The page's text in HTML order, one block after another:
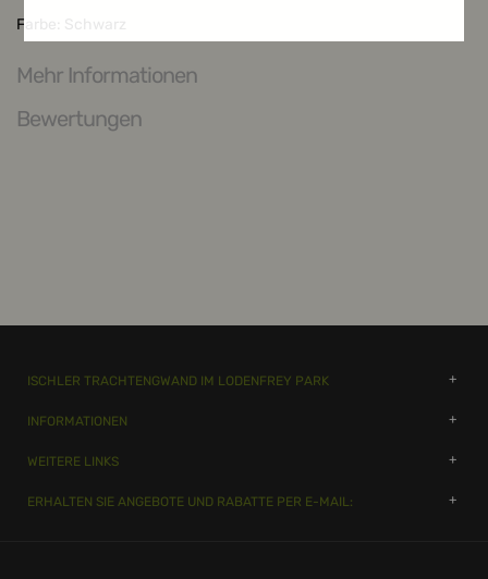
Farbe: Schwarz
Mehr Informationen
Bewertungen
ISCHLER TRACHTENGWAND IM LODENFREY PARK
INFORMATIONEN
WEITERE LINKS
ERHALTEN SIE ANGEBOTE UND RABATTE PER E-MAIL: